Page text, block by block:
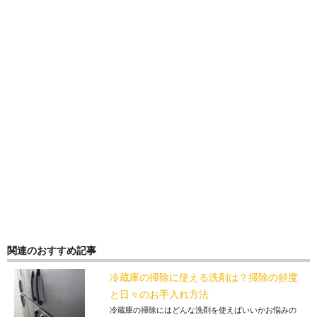
関連のおすすめ記事
冷蔵庫の掃除に使える洗剤は？掃除の頻度
と日々のお手入れ方法
冷蔵庫の掃除にはどんな洗剤を使えばいいかお悩みの